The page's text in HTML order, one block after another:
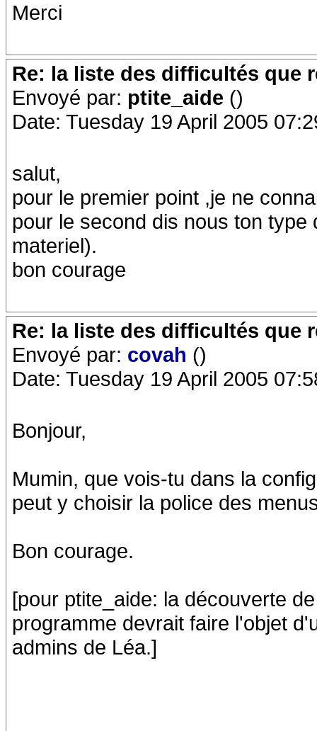
Merci
Re: la liste des difficultés que
Envoyé par: ptite_aide ()
Date: Tuesday 19 April 2005
salut,
pour le premier point ,je ne
pour le second dis nous ton
materiel).
bon courage
Re: la liste des difficultés que
Envoyé par: covah ()
Date: Tuesday 19 April 2005
Bonjour,
Mumin, que vois-tu dans la
peut y choisir la police des
Bon courage.
[pour ptite_aide: la découverte
programme devrait faire l'objet
admins de Léa.]